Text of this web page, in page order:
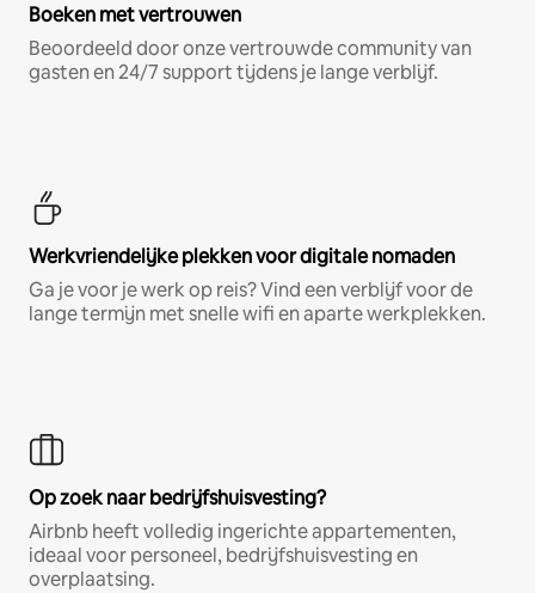
Boeken met vertrouwen
Beoordeeld door onze vertrouwde community van
gasten en 24/7 support tijdens je lange verblijf.
Werkvriendelijke plekken voor digitale nomaden
Ga je voor je werk op reis? Vind een verblijf voor de
lange termijn met snelle wifi en aparte werkplekken.
Op zoek naar bedrijfshuisvesting?
Airbnb heeft volledig ingerichte appartementen,
ideaal voor personeel, bedrijfshuisvesting en
overplaatsing.